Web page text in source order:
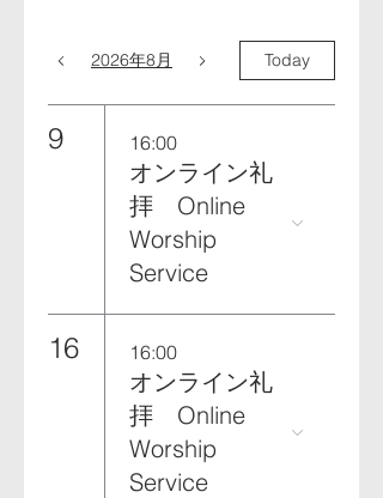
2026年8月 Today
9 16:00
オンライン礼
拝 Online
Worship
Service
16 16:00
オンライン礼
拝 Online
Worship
Service